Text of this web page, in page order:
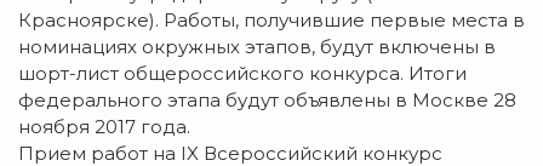
Красноярске). Работы, получившие первые места в
номинациях окружных этапов, будут включены в
шорт-лист общероссийского конкурса. Итоги
федерального этапа будут объявлены в Москве 28
ноября 2017 года.
Прием работ на IX Всероссийский конкурс